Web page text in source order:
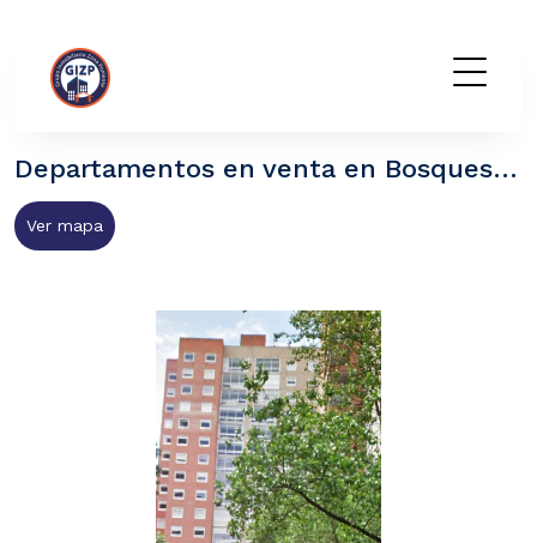
Departamentos en venta en Bosques de las Lomas, Cuajimalpa de Morelos CDMX
Ver mapa